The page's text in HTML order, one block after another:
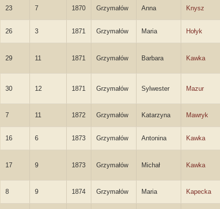
23 7 1870 Grzymałów Anna Knysz
26 3 1871 Grzymałów Maria Hołyk
29 11 1871 Grzymałów Barbara Kawka
30 12 1871 Grzymałów Sylwester Mazur
7 11 1872 Grzymałów Katarzyna Mawryk
16 6 1873 Grzymałów Antonina Kawka
17 9 1873 Grzymałów Michał Kawka
8 9 1874 Grzymałów Maria Kapecka